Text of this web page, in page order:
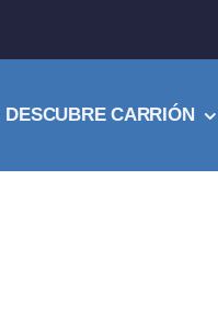
DESCUBRE CARRIÓN